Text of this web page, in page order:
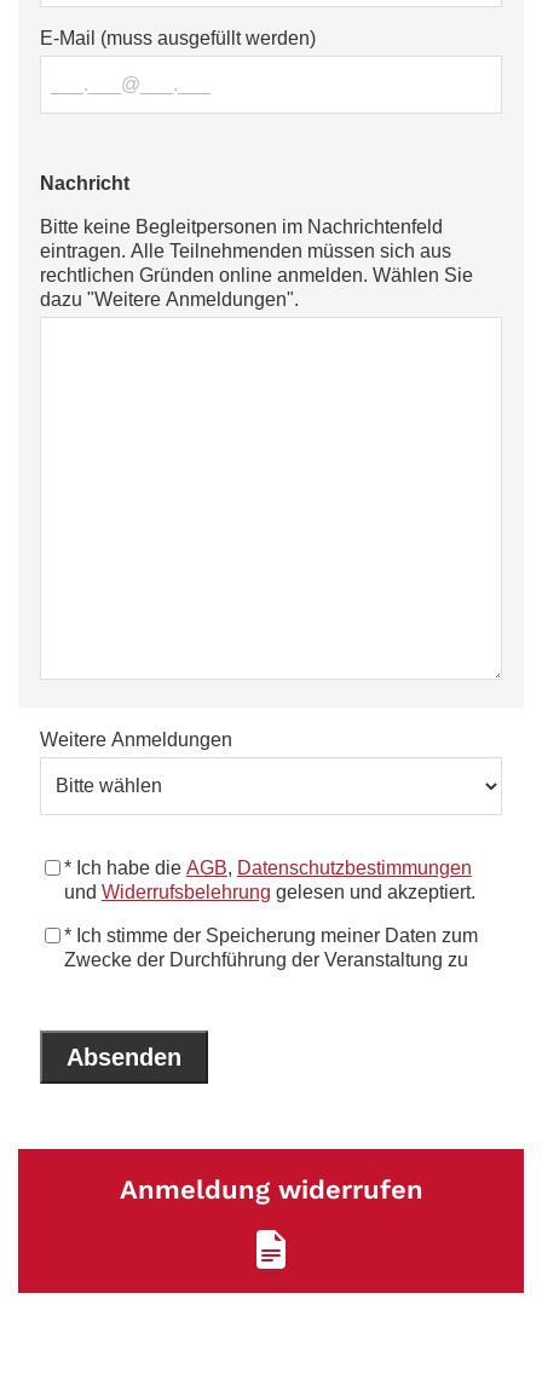
Anmeldung widerrufen